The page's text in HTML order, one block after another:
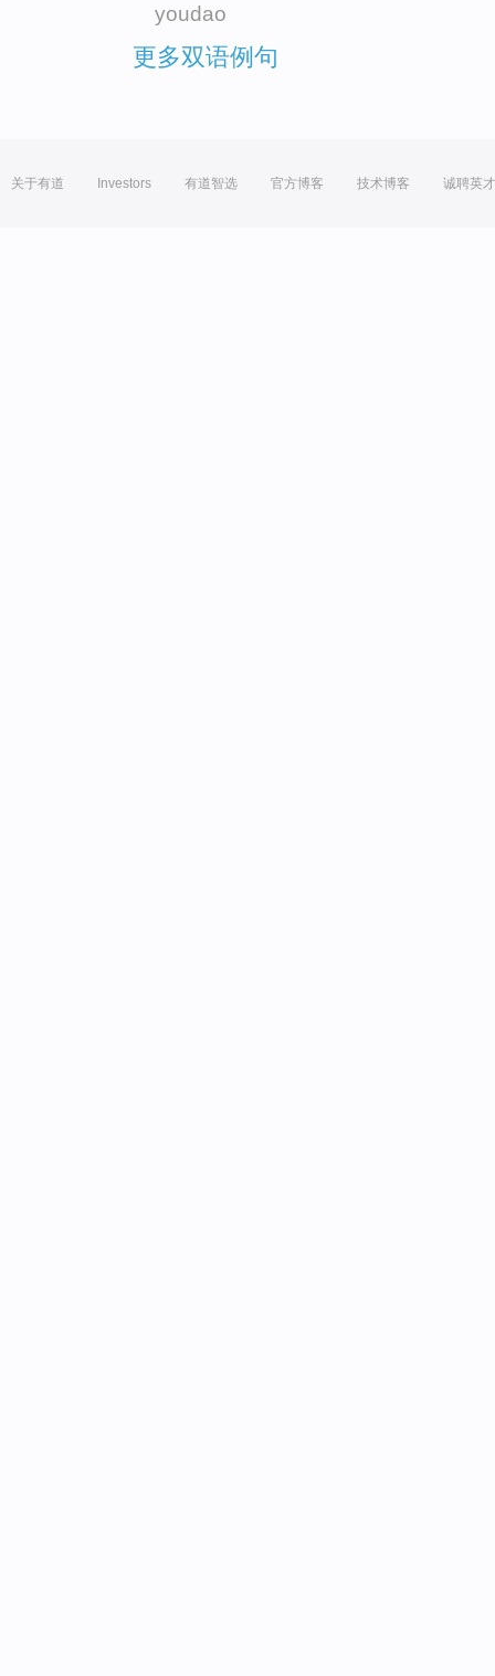
youdao
更多双语例句
关于有道 Investors 有道智选 官方博客 技术博客 诚聘英才